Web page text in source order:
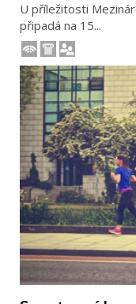
U příležitosti
připadá na 15...